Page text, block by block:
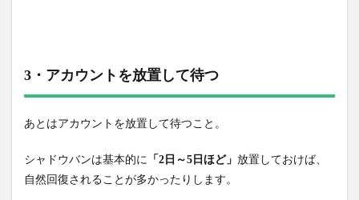
3・アカウントを放置して待つ
あとはアカウントを放置して待つこと。
シャドウバンは基本的に 「2日～5日ほど」 放置しておけば、
自然回復されることが多かったりします。